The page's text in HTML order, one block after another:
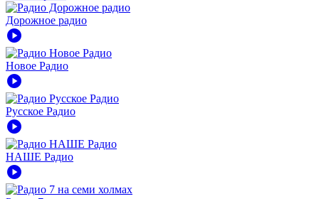
Дорожное радио
play_circle
Новое Радио
play_circle
Русское Радио
play_circle
НАШЕ Радио
play_circle